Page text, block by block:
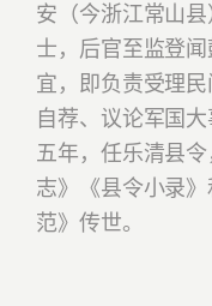
安（今浙江常山
士，后官至监登
宜，即负责受理民
自荐、议论军国
五年，任乐清县
志》《县令小录
范》传世。